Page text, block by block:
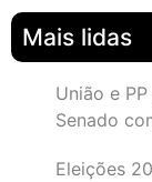
Mais lidas
União e
Senado
Eleições